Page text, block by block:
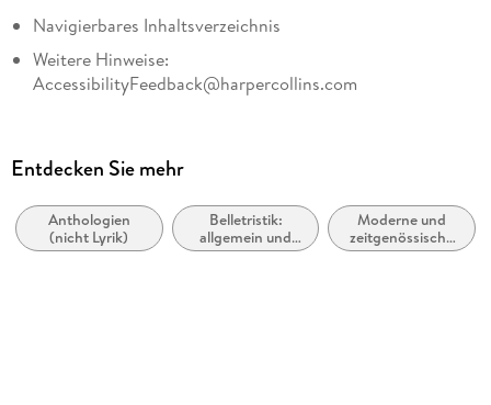
CORA Verlag
Autor/Autorin
Catherine Mann, Sasha Summers, Christine Rimmer, Jules
Stefanie Rose, Stephanie Thoma-Kellner, Susanne
Weißgerber, Valeska Schorling
Verlag/Hersteller
Navigierbares Inhaltsverzeichnis
Weitere Hinweise:
AccessibilityFeedback@harpercollins.com
Entdecken Sie mehr
Anthologien
(nicht Lyrik)
Belletristik:
allgemein und
literarisch, nicht
Moderne und
zeitgenössische
Liebesromane /